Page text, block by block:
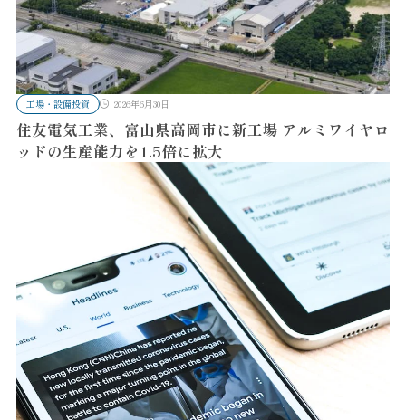
工場・設備投資 2026年6月30日
住友電気工業、富山県高岡市に新工場 アルミワイヤロ
ッドの生産能力を1.5倍に拡大